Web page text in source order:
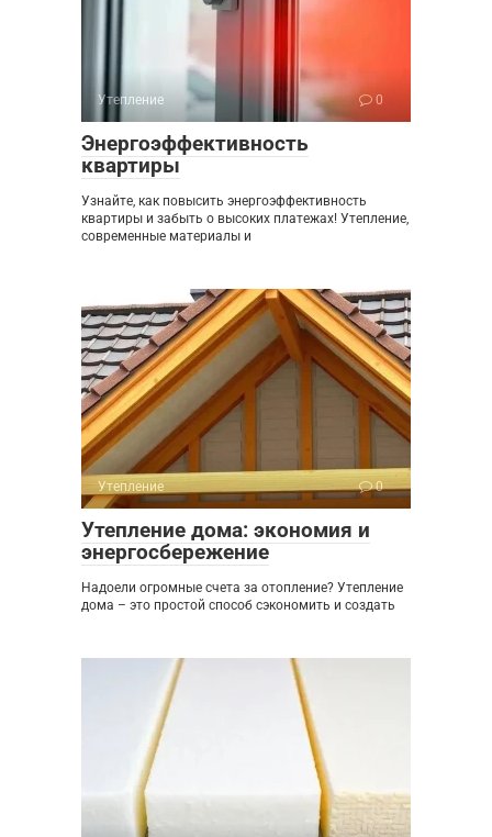
Утепление 0
Энергоэффективность
квартиры
Узнайте, как повысить энергоэффективность
квартиры и забыть о высоких платежах! Утепление,
современные материалы и
Утепление 0
Утепление дома: экономия и
энергосбережение
Надоели огромные счета за отопление? Утепление
дома – это простой способ сэкономить и создать